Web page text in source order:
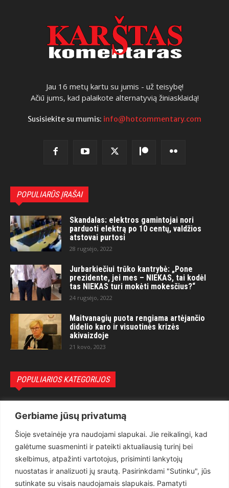
Gerbiame jūsų privatumą
Šioje svetainėje yra naudojami slapukai. Jie reikalingi, kad
galėtume suasmeninti ir pateikti aktualiausią turinį bei
skelbimus, atpažinti vartotojus, prisiminti lankytojų
nuostatas ir analizuoti jų srautą. Pasirinkdami "Sutinku", jūs
sutinkate su visais naudojamais slapukais. Pamatyti
Jau 16 metų kartu su jumis - už teisybę!
Ačiū jums, kad palaikote alternatyvią žiniasklaidą!
Susisiekite su mumis: info@hotcommentary.com
POPULIARŪS ĮRAŠAI
Skandalas: elektros gamintojai nori
parduoti elektrą po 10 centų, valdžios
atstovai purtosi
28 rugsėjo, 2022
Jurbarkiečiui trūko kantrybė: „Pone
prezidente, jei mes – NIEKAS, tai kodėl
tas NIEKAS turi mokėti mokesčius?“
24 rugsėjo, 2022
Maitvanagių puota rengiama artėjančio
didelio karo ir visuotinės krizės
akivaizdoje
21 kovo, 2023
POPULIARIOS KATEGORIJOS
Teisėsauga
1497
Aktualu
Lietuva
619
Pasaulis